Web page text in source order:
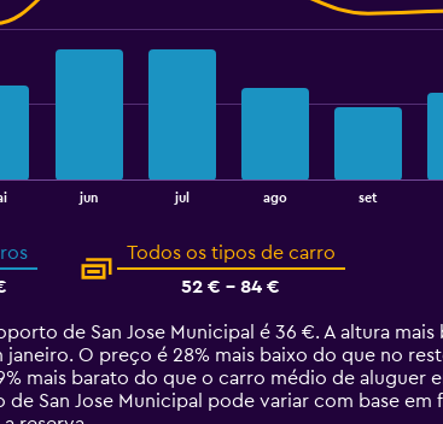
jun jul ago set
Todos os tipos de carro
52 € - 84 €
de San Jose Municipal é 36 €. A altura mais
O preço é 28% mais baixo do que no
mais barato do que o carro médio de aluguer
San Jose Municipal pode variar com base em